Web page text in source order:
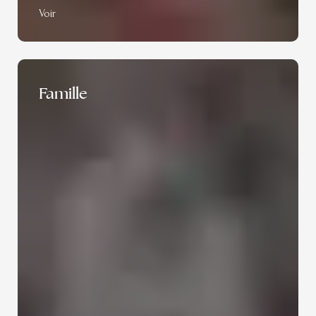
Voir
Famille